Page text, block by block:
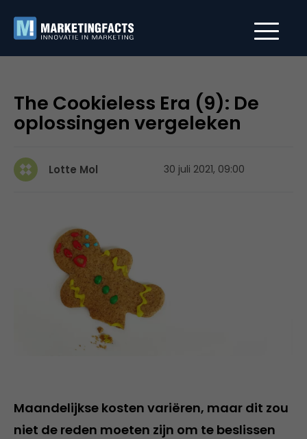
The Cookieless Era (9): De
oplossingen vergeleken
Lotte Mol 30 juli 2021, 09:00
Maandelijkse kosten variëren, maar dit zou
niet de reden moeten zijn om te beslissen